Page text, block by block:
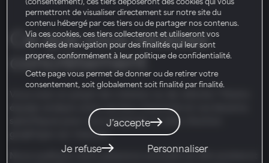
permettront de visualiser directement sur notre site du
contenu hébergé par ces tiers ou de partager nos contenus.
Via ces cookies, ces tiers collecteront et utiliseront vos
données de navigation pour des finalités qui leur sont
propres, conformément à leur politique de confidentialité.
Cette page vous permet de donner ou de retirer votre
consentement, soit globalement soit finalité par finalité.
J’accepte
Je refuse
Personnaliser
Ce que vous recevez
concrètement
Vous avez un projet de création ou de refonte ? Notre
équipe analyse votre secteur d’activité et vos besoins
spécifiques pour vous proposer un plan d’action
graphique sur-mesure.
Nous auditons votre présence actuelle (si elle existe) et